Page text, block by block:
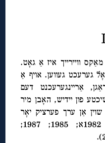
וויירייך איז אַ גאָט.
גערעכט געווען. אויף אַ
אַריינגערעכנט דעם
פון יידיש, האָבן מיר
שוין אַן ערך פערציק יאָר
(זע למשל: כ″ץ 1975; 1982א; 1985; 1987;